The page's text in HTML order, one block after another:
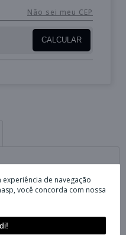
Não sei meu CEP
CALCULAR
de navegação
você concorda com nossa